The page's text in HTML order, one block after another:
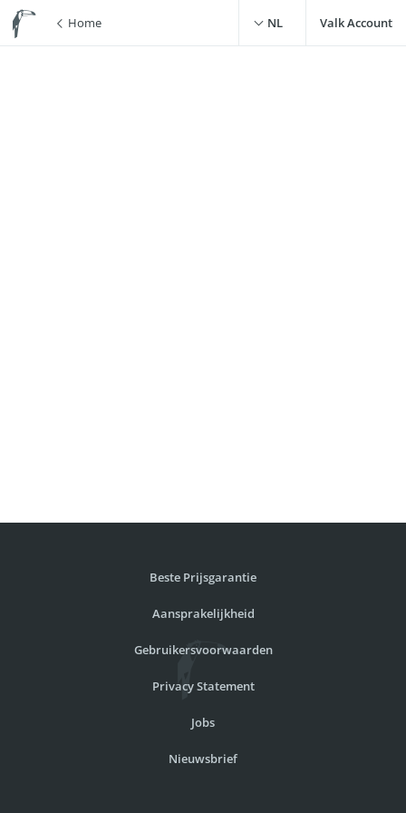
Home NL Valk Account
Beste Prijsgarantie
Aansprakelijkheid
Gebruikersvoorwaarden
Privacy Statement
Jobs
Nieuwsbrief